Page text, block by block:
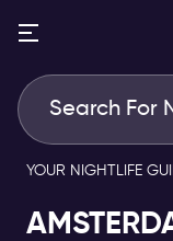
YOUR NIGHTLIFE